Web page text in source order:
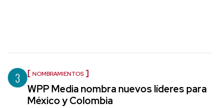
3 NOMBRAMIENTOS
WPP Media nombra nuevos líderes para
México y Colombia